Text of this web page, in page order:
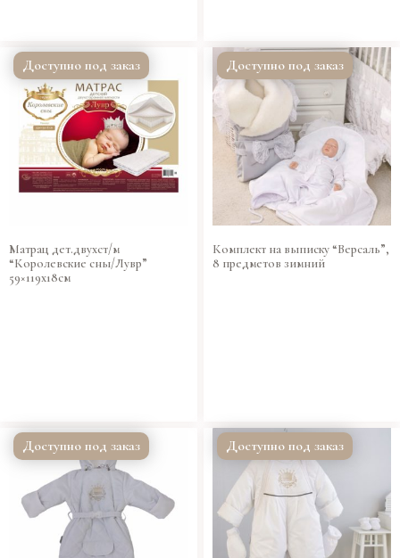
Доступно под заказ
Матрац дет.двухст/м
“Королевские сны/Лувр”
59×119х18см
Доступно под заказ
Комплект на выписку “Версаль”,
8 предметов зимний
Доступно под заказ Доступно под заказ